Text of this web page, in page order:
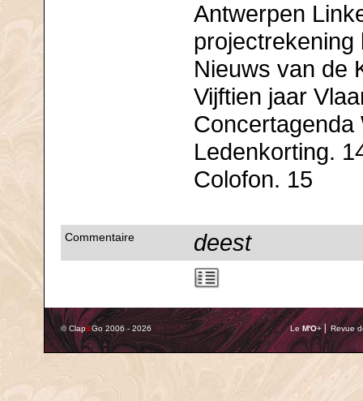
Antwerpen
projectrekening
Nieuws van de
Vijftien jaar
Concertagenda
Ledenkorting.
Colofon. 15
Commentaire deest
© Clap&Go 2006 - 2026 Le M'O+ ⎢ Revue